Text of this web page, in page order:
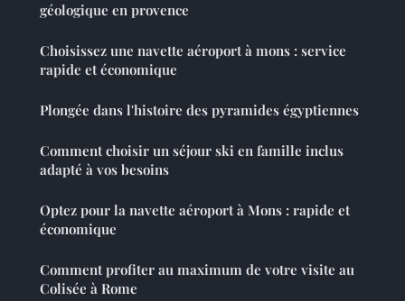
géologique en provence
Choisissez une navette aéroport à mons : service
rapide et économique
Plongée dans l'histoire des pyramides égyptiennes
Comment choisir un séjour ski en famille inclus
adapté à vos besoins
Optez pour la navette aéroport à Mons : rapide et
économique
Comment profiter au maximum de votre visite au
Colisée à Rome